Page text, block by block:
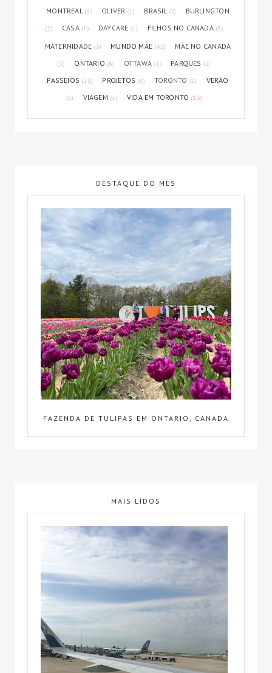
MONTREAL (3) OLIVER (1) BRASIL (2) BURLINGTON
(2) CASA (1) DAYCARE (1) FILHOS NO CANADA (3)
MATERNIDADE (3) MUNDO MÃE (42) MÃE NO CANADA
(2) ONTARIO (6) OTTAWA (1) PARQUES (2)
PASSEIOS (23) PROJETOS (6) TORONTO (1) VERÃO
(5) VIAGEM (3) VIDA EM TORONTO (13)
DESTAQUE DO MÊS
FAZENDA DE TULIPAS EM ONTARIO, CANADA
MAIS LIDOS